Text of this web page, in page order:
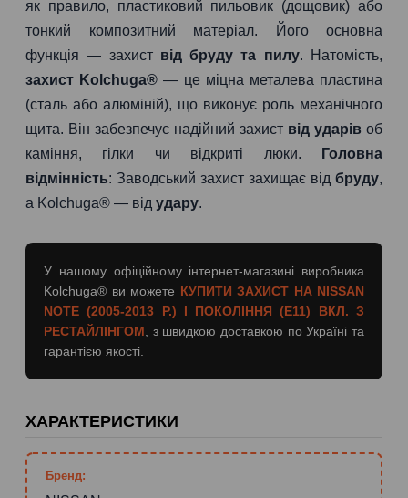
як правило, пластиковий пильовик (дощовик) або
тонкий композитний матеріал. Його основна
функція — захист від бруду та пилу. Натомість,
захист Kolchuga® — це міцна металева пластина
(сталь або алюміній), що виконує роль механічного
щита. Він забезпечує надійний захист від ударів об
каміння, гілки чи відкриті люки.
Головна
відмінність: Заводський захист захищає від бруду,
а Kolchuga® — від удару.
У нашому офіційному інтернет-магазині виробника
Kolchuga® ви можете КУПИТИ ЗАХИСТ НА NISSAN
NOTE (2005-2013 Р.) І ПОКОЛІННЯ (E11) ВКЛ. З
РЕСТАЙЛІНГОМ , з швидкою доставкою по Україні та
гарантією якості.
ХАРАКТЕРИСТИКИ
Бренд: